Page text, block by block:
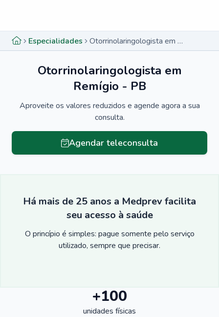
Especialidades Otorrinolaringologista em Remígio - PB
Otorrinolaringologista em
Remígio - PB
Aproveite os valores reduzidos e agende agora a sua
consulta.
Agendar teleconsulta
Há mais de 25 anos a Medprev facilita
seu acesso à saúde
O princípio é simples: pague somente pelo serviço
utilizado, sempre que precisar.
+100
unidades físicas